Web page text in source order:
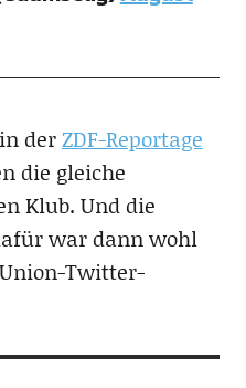
derZDF-Reportage
die gleiche
Klub. Und die
war dann wohl
Twitter-